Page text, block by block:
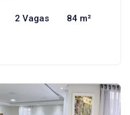
2 Vagas 84 m²